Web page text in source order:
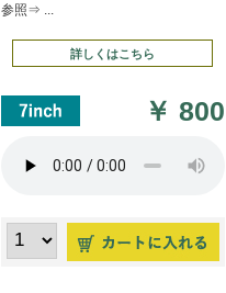
参照⇒ ...
詳しくはこちら
￥ 800